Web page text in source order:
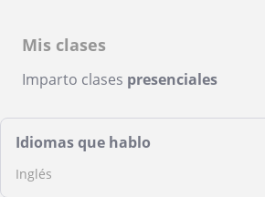
Mis clases
Imparto clases presenciales
Idiomas que hablo
Inglés